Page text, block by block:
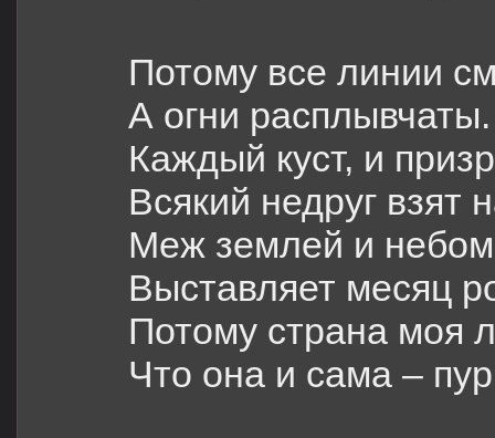
Потому все линии
А огни
Каждый куст, и
Всякий недруг взят
Меж землей и
Выставляет месяц
Потому страна моя
Что она и сама –